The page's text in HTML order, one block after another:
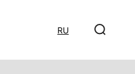
RU